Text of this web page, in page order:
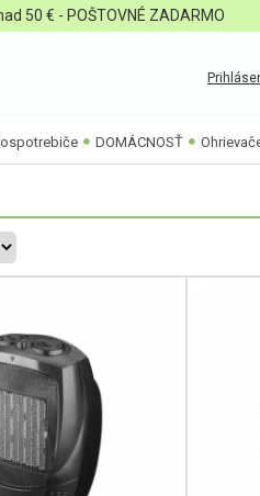
50 € - POŠTOVNÉ ZADARMO
DOMÁCNOSŤ